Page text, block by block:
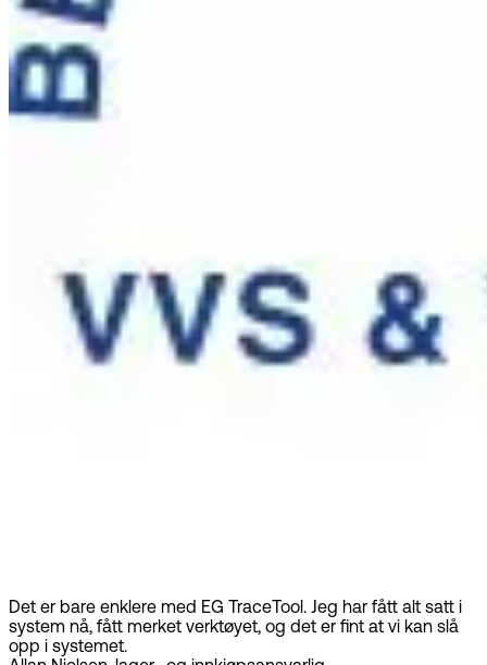
Det er bare enklere med EG TraceTool. Jeg har fått alt satt i
system nå, fått merket verktøyet, og det er fint at vi kan slå
opp i systemet.